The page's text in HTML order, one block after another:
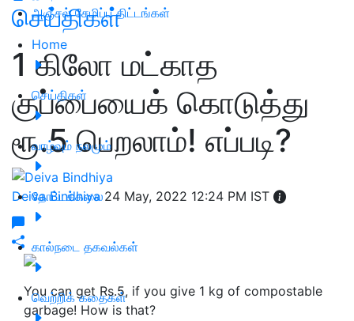
அஞ்சல் சேமிப்பு திட்டங்கள்
Home
செய்திகள்
வாழ்வும் நலமும்
தோட்டக்கலை
கால்நடை தகவல்கள்
வெற்றிக் கதைகள்
செய்திகள்
1 கிலோ மட்காத
குப்பையைக் கொடுத்து
ரூ.5 பெறலாம்! எப்படி?
Deiva Bindhiya24 May, 2022 12:24 PM IST
You can get Rs.5, if you give 1 kg of compostable
garbage! How is that?